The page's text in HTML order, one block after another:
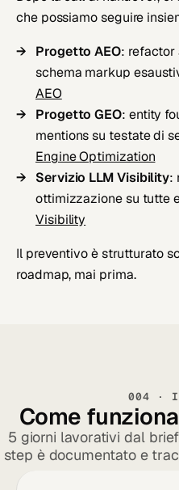
che possiamo seguire
Progetto AEO: refactor
schema markup
AEO
Progetto GEO: entity
mentions su testate di
Engine Optimization
Servizio LLM Visibility:
ottimizzazione su tutte
Visibility
Il preventivo è strutturato
roadmap, mai prima.
004 · IL
Come
5 giorni lavorativi dal
step è documentato e